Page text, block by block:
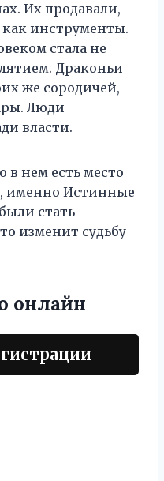
Их продавали,
как инструменты.
стала не
Драконьи
же сородичей,
Люди
власти.
в нем есть место
именно Истинные
стать
изменит судьбу
онлайн